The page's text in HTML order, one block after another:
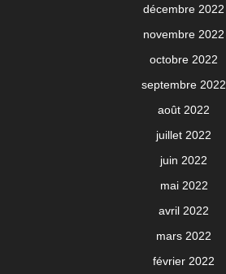
décembre 2022
novembre 2022
octobre 2022
septembre 2022
août 2022
juillet 2022
juin 2022
mai 2022
avril 2022
mars 2022
février 2022